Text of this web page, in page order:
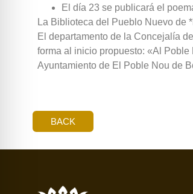
El día 23 se publicará el
La Biblioteca del Pueblo Nuevo de
El departamento de la Concejalía
forma al inicio propuesto: «Al
Ayuntamiento de El Poble Nou de
BACK